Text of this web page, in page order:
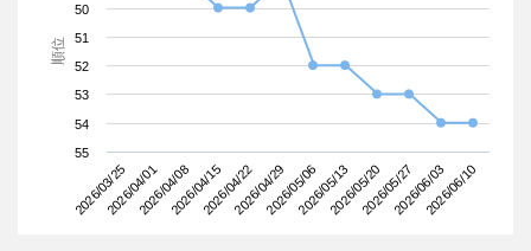
順位
2026/03/252026/04/012026/04/082026/04/152026/04/222026/04/292026/05/062026/05/132026/05/202026/05/272026/06/032026/06/10
50
51
52
53
54
55